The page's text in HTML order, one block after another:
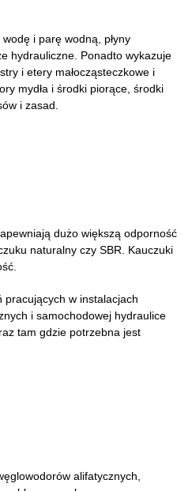
i parę wodną, płyny
hydrauliczne. Ponadto wykazuje
i etery małocząsteczkowe i
mydła i środki piorące, środki
i zasad.
dużo większą odporność
naturalny czy SBR. Kauczuki
pracujących w instalacjach
i samochodowej hydraulice
tam gdzie potrzebna jest
alifatycznych,